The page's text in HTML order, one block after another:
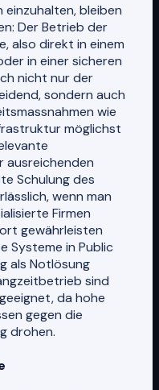
bleiben
Der Betrieb der
also direkt in einem
in einer sicheren
nicht nur der
sondern auch
wie
möglichst
ausreichenden
Schulung des
wenn man
Firmen
gewährleisten
Systeme in Public
als Notlösung
sind
da hohe
gegen die
drohen.